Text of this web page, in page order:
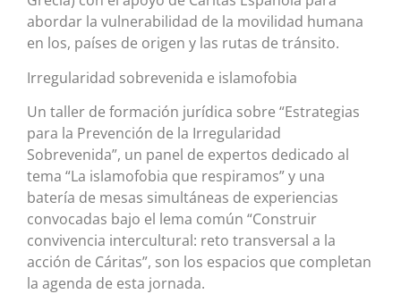
abordar la vulnerabilidad de la movilidad humana
en los, países de origen y las rutas de tránsito.
Irregularidad sobrevenida e islamofobia
Un taller de formación jurídica sobre “Estrategias
para la Prevención de la Irregularidad
Sobrevenida”, un panel de expertos dedicado al
tema “La islamofobia que respiramos” y una
batería de mesas simultáneas de experiencias
convocadas bajo el lema común “Construir
convivencia intercultural: reto transversal a la
acción de Cáritas”, son los espacios que completan
la agenda de esta jornada.